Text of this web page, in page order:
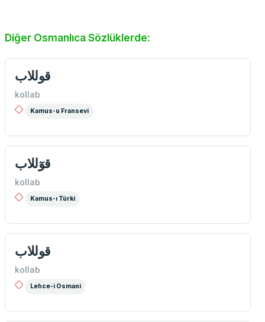
Diğer Osmanlıca Sözlüklerde:
قوللاب
kollab
Kamus-u Fransevi
قوٓللاب
kollab
Kamus-ı Türki
قوللاب
kollab
Lehce-i Osmani